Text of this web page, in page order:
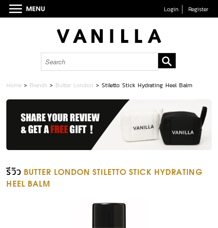
Login Register
Home > Brands > Butter London >Stiletto Stick Hydrating Heel Balm
รีวิว BUTTER LONDON STILETTO STICK HYDRATING
HEEL BALM